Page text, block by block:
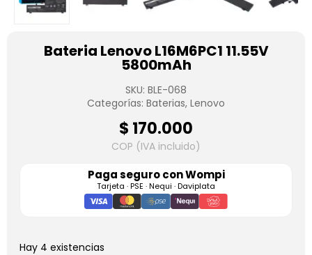
Bateria Lenovo L16M6PC1 11.55V
5800mAh
SKU: BLE-068
Categorías: Baterias, Lenovo
$ 170.000
COP (IVA incluido)
Paga seguro conWompi
Tarjeta · PSE · Nequi · Daviplata
Hay 4 existencias